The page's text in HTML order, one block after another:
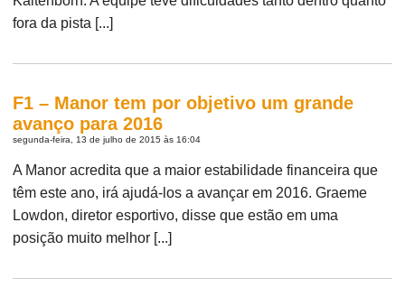
fora da pista [...]
F1 – Manor tem por objetivo um grande
avanço para 2016
segunda-feira, 13 de julho de 2015 às 16:04
A Manor acredita que a maior estabilidade financeira que
têm este ano, irá ajudá-los a avançar em 2016. Graeme
Lowdon, diretor esportivo, disse que estão em uma
posição muito melhor [...]